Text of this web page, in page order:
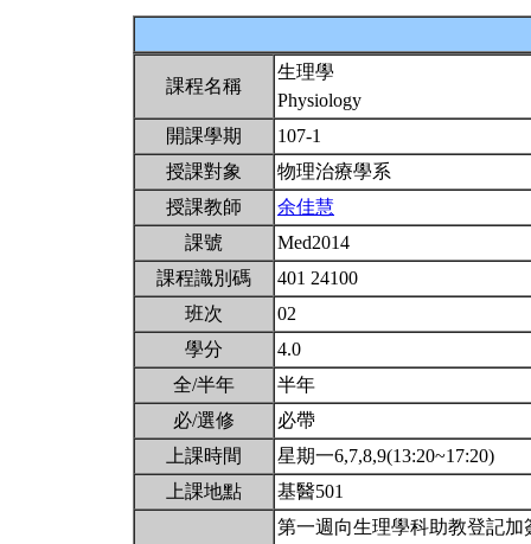
課程名稱
生理學
Physiology
開課學期
107-1
授課對象
物理治療學系
授課教師
余佳慧
課號
Med2014
課程識別碼
401 24100
班次
02
學分
4.0
全/半年
半年
必/選修
必帶
上課時間
星期一6,7,8,9(13:20~17:20)
上課地點
基醫501
第一週向生理學科助教登記